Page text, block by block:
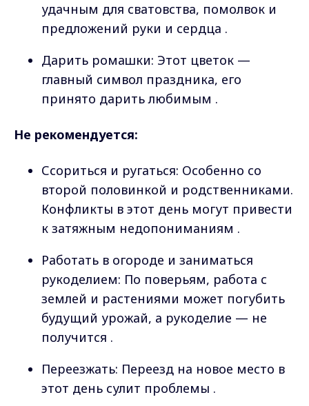
удачным для сватовства, помолвок и
предложений руки и сердца .
Дарить ромашки: Этот цветок —
главный символ праздника, его
принято дарить любимым .
Не рекомендуется:
Ссориться и ругаться: Особенно со
второй половинкой и родственниками.
Конфликты в этот день могут привести
к затяжным недопониманиям .
Работать в огороде и заниматься
рукоделием: По поверьям, работа с
землей и растениями может погубить
будущий урожай, а рукоделие — не
получится .
Переезжать: Переезд на новое место в
этот день сулит проблемы .